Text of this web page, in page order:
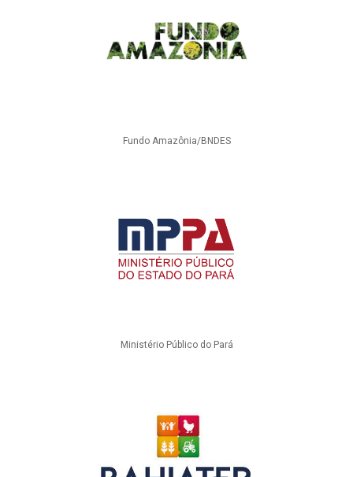
Fundo Amazônia/BNDES
Ministério Público do Pará